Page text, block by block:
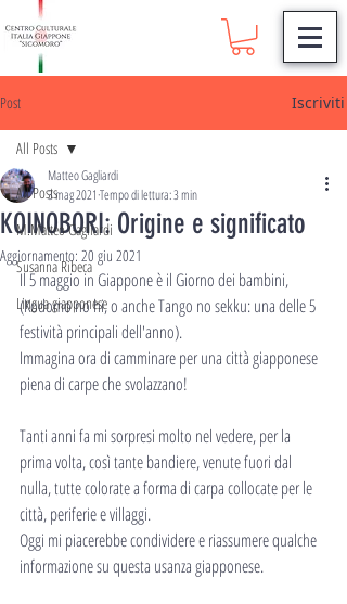
Post Iscriviti
All Posts
M.Matteo Gagliardi
Susanna Ribeca
Lingua giapponese
All Posts
KOINOBORI: Origine e significato
Matteo Gagliardi
3 mag 2021 Tempo di lettura: 3 min
Aggiornamento: 20 giu 2021
Il 5 maggio in Giappone è il Giorno dei bambini,
(Kodomo no hi, o anche Tango no sekku: una delle 5
festività principali dell'anno).
Immagina ora di camminare per una città giapponese
piena di carpe che svolazzano!
Tanti anni fa mi sorpresi molto nel vedere, per la
prima volta, così tante bandiere, venute fuori dal
nulla, tutte colorate a forma di carpa collocate per le
città, periferie e villaggi.
Oggi mi piacerebbe condividere e riassumere qualche
informazione su questa usanza giapponese.